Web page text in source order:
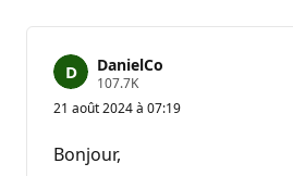
DanielCo
107.7KP
o
i
21 août 2024 à 07:19
Bonjour,